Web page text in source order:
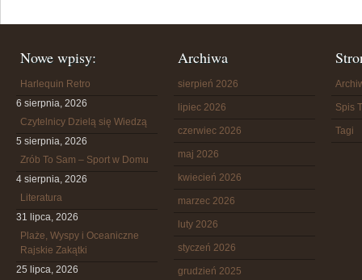
Nowe wpisy:
Harlequin Retro
6 sierpnia, 2026
Czytelnicy Dzielą się Wiedzą
5 sierpnia, 2026
Zrób To Sam – Sport w Domu
4 sierpnia, 2026
Literatura
31 lipca, 2026
Plaże, Wyspy i Oceaniczne
Rajskie Zakątki
25 lipca, 2026
Archiwa
sierpień 2026
lipiec 2026
czerwiec 2026
maj 2026
kwiecień 2026
marzec 2026
luty 2026
styczeń 2026
grudzień 2025
Spis
Tagi